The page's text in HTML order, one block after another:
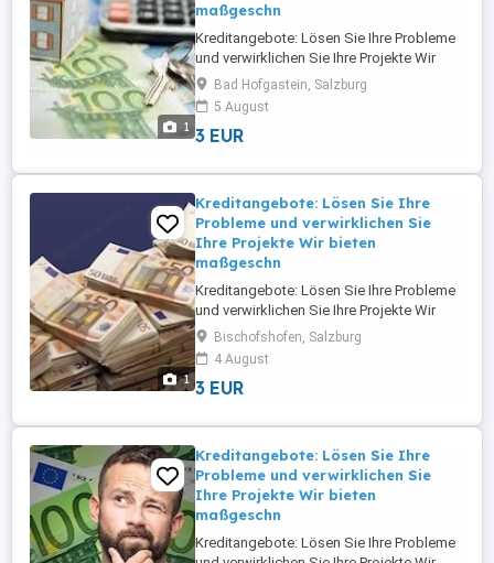
1
maßgeschn
Kreditangebote: Lösen Sie Ihre Probleme
und verwirklichen Sie Ihre Projekte Wir
bieten maßgeschneiderte Finanzierungs-
und Investitionslösungen für
Privatpersonen, Unternehmer, KMU und
Großunternehmen in ganz Europa und
Investitionen von 5.000 bis 95.000.000 ...
Bad Hofgastein, Salzburg
5 August
3 EUR
1
Kreditangebote: Lösen Sie Ihre
Probleme und verwirklichen Sie
Ihre Projekte Wir bieten
maßgeschn
Kreditangebote: Lösen Sie Ihre Probleme
und verwirklichen Sie Ihre Projekte Wir
bieten maßgeschneiderte Finanzierungs-
und Investitionslösungen für
Privatpersonen, Unternehmer, KMU und
Großunternehmen in ganz Europa und
Investitionen von 5.000 bis 95.000.000 ...
Bischofshofen, Salzburg
4 August
3 EUR
Kreditangebote: Lösen Sie Ihre
Probleme und verwirklichen Sie
Ihre Projekte Wir bieten
maßgeschn
Kreditangebote: Lösen Sie Ihre Probleme